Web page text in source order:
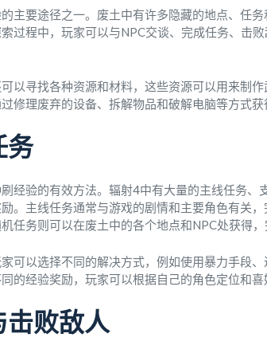
主要途径之一。废土中有许多隐藏的地点、任
过程中，玩家可以与NPC交谈、完成任务、击
以寻找各种资源和材料，这些资源可以用来制
修理废弃的设备、拆解物品和破解电脑等方式获
务
经验的有效方法。辐射4中有大量的主线任务、
。主线任务通常与游戏的剧情和主要角色有关
任务则可以在废土中的各个地点和NPC处获得
可以选择不同的解决方式，例如使用暴力手段
的经验奖励，玩家可以根据自己的角色定位和喜
击败敌人